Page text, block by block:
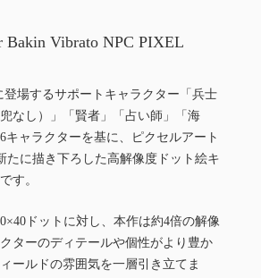
Bakin Vibrato NPC PIXEL
登場するサポートキャラクター「兵士
兜なし）」「賢者」「占い師」「海
キャラクターを基に、ピクセルアート
たに描き下ろした高解像度ドット絵キ
す。
ドットに対し、本作は約4倍の解像
ターのディテールや個性がより豊か
ールドの雰囲気を一層引き立てま